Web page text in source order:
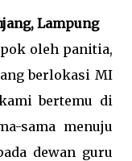
Lampung
oleh panitia,
berlokasi MI
bertemu di
sama menuju
dewan guru